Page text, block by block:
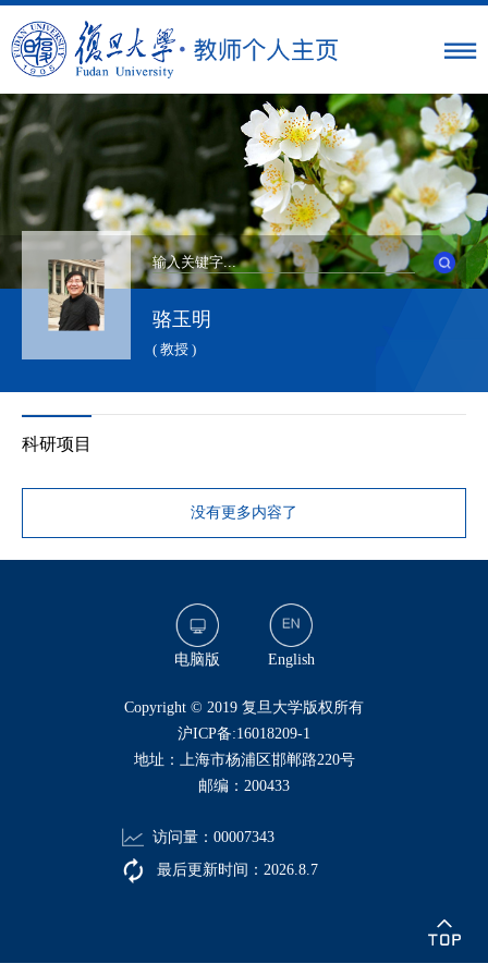
骆玉明
( 教授 )
科研项目
没有更多内容了
电脑版 English
​Copyright © 2019 复旦大学版权所有
沪ICP备:16018209-1
地址：上海市杨浦区邯郸路220号
邮编：200433
访问量： 00007343
最后更新时间： 2026 8 7